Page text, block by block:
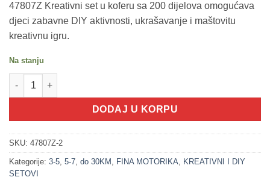
47807Z Kreativni set u koferu sa 200 dijelova omogućava
djeci zabavne DIY aktivnosti, ukrašavanje i maštovitu
kreativnu igru.
Na stanju
200349-2 Kreativni HAOS - 200 dijelova u koferu ROZE količina
DODAJ U KORPU
SKU: 47807Z-2
Kategorije: 3-5 5-7 do 30KM FINA MOTORIKA
KREATIVNI I DIY
SETOVI